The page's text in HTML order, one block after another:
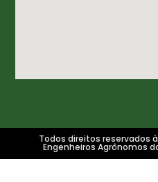
Todos direitos reservados à
Engenheiros Agrônomos